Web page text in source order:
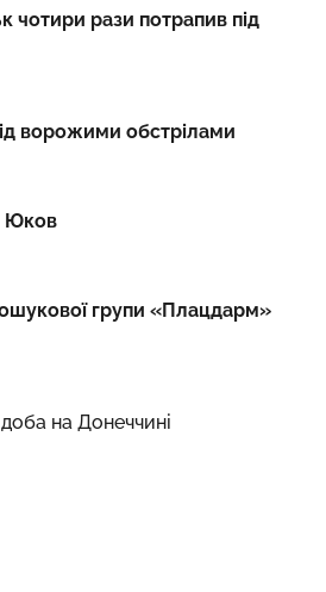
чотири рази потрапив під
ворожими обстрілами
Юков
групи «Плацдарм»
на Донеччині